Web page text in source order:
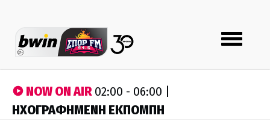
Toggle
navigation
NOW ON AIR02:00 - 06:00 |
ΗΧΟΓΡΑΦΗΜΕΝΗ ΕΚΠΟΜΠΗ